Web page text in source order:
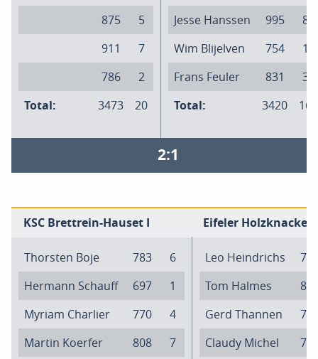
875
5
911
7
786
2
Total:
3473 20
Jesse Hanssen
995
8
Wim Blijelven
754
1
Frans Feuler
831
3
Total:
3420 16
2:1
KSC Brettrein-Hauset I Eifeler Holzknacker I
Thorsten Boje 783
6
Hermann Schauff
697
1
Myriam Charlier
770
4
Martin Koerfer
808
7
Leo Heindrichs
Tom Halmes
Gerd Thannen
Claudy Michel